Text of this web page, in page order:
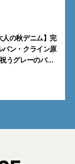
人の秋デニム】完
バン・クライン原
うグレーのバ